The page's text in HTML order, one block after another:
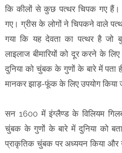
कि कीलों से कुछ पत्थर चिपक गए
गए। ग्रीस के लोगों ने चिपकने वाले
गया कि यह देवता का पत्थर है जो
लाइलाज बीमारियों को दूर करने के
दुनिया को चुंबक के गुणों के बारे में पता
मानकर झाड़-फूंक के लिए उपयोग किया
सन 1600 में इंग्लैण्ड के विलियम
चुंबक के गुणों के बारे में दुनिया को
प्राकृतिक चुंबक पर अध्ययन किया और